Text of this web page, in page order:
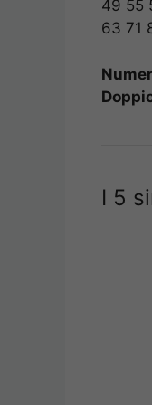
49 55
63 71
I 5